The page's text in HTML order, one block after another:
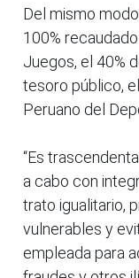
Del mismo
100%
Juegos, el 40%
tesoro público,
Peruano del
“Es
a cabo con
trato igualitario,
vulnerables y
empleada para